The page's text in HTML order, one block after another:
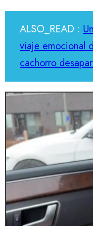
ALSO_READ :
viaje emocional
cachorro